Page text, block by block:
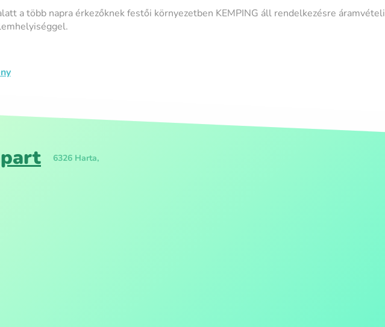
a több napra érkezőknek festői környezetben KEMPING áll rendelkezésre áramvételi
6326 Harta,